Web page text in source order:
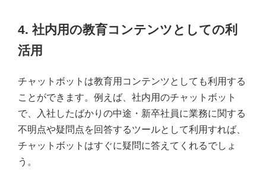
4. 社内用の教育コンテンツとしての利
活用
チャットボットは教育用コンテンツとしても利用する
ことができます。例えば、社内用のチャットボット
で、入社したばかりの中途・新卒社員に業務に関する
不明点や疑問点を回答するツールとして利用すれば、
チャットボットはすぐに疑問に答えてくれるでしょ
う。